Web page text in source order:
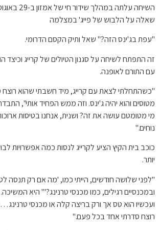
השיחה עלתה
שאלה על הלבוש של פייג' במצלמה
"עפת בג'ינס הזה?" שאל ותיק הקסם הדרומי.
זה התפתח לשיחה על סגנון הטיולים של קרייג
עם התורם לאופנה.
"כשהתחלתי לצאת עם קרייג, מיד חשבתי שהוא רוצח
מטוסים והוא יהיה ג'ינס. וזה ממש הפחיד אותי",
מי מטומטם עושה את זה? ושנית, אנחנו בטיסות
נוחים."
כוכב בית הקיץ הציע לקרייג לנסות כמה אפשרויות
יותר.
"לפני שלושה חודשים, הייתי כמו, 'מה אם רק תנסה
ובמכנסיים רגילים, כמו מכנסי טרנינג?'" היא
ועכשיו הוא טס אך ורק בריצה קלה או מכנסי
רוצח סדרתי אחד בכל פעם."